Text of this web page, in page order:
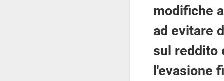
modifiche
ad evitare
sul reddito
l'evasione